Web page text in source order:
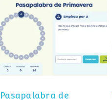
Pasapalabra de
primavera
Pasapalabra de